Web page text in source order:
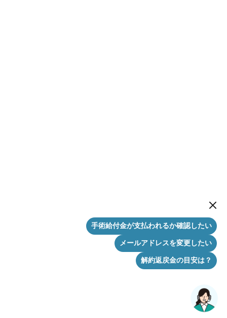
New
手術給付金が支払われるか確認したい
メールアドレスを変更したい
解約返戻金の目安は？